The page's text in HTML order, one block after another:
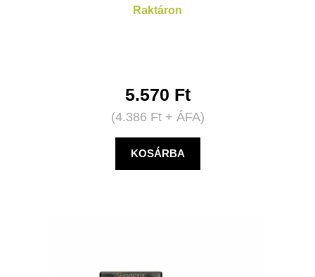
Raktáron
5.570 Ft
(4.386 Ft+ ÁFA)
KOSÁRBA